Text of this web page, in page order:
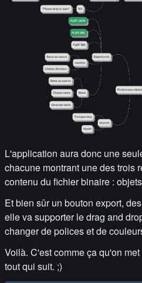
L'application aura donc une
chacune montrant une des trois
contenu du fichier binaire :
Et bien sûr un bouton export,
elle va supporter le drag and
changer de polices et de
Voilà. C'est comme ça qu'on
tout qui suit. ;)